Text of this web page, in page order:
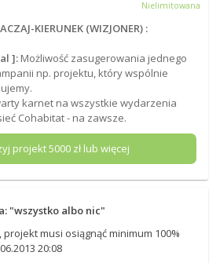
Nielimitowana
KIERUNEK (WIZJONER) :
]:Możliwość zasugerowania jednego
np. projektu, który wspólnie
karnet na wszystkie wydarzenia
Cohabitat - na zawsze.
projekt5000 zł lub więcej
"wszystko albo nic"
musi osiągnąć minimum 100%
20:08